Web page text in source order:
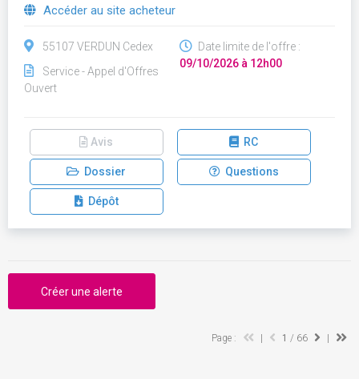
Accéder au site acheteur
55107 VERDUN Cedex
Service - Appel d'Offres
Ouvert
Date limite de l'offre :
09/10/2026 à 12h00
Avis RC
Dossier Questions
Dépôt
Créer une alerte
Page : 1 / 66